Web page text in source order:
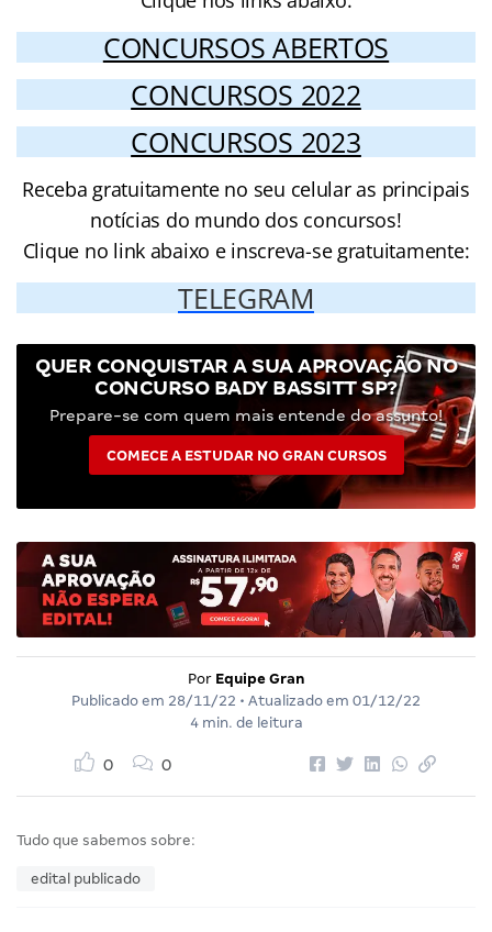
CONCURSOS ABERTOS
CONCURSOS 2022
CONCURSOS 2023
Receba gratuitamente no seu celular as principais
notícias do mundo dos concursos!
Clique no link abaixo e inscreva-se gratuitamente:
TELEGRAM
QUER CONQUISTAR A SUA APROVAÇÃO NO
CONCURSO BADY BASSITT SP?
Prepare-se com quem mais entende do assunto!
COMECE A ESTUDAR NO GRAN CURSOS
Por Equipe Gran
Publicado em 28/11/22 • Atualizado em 01/12/22
4 min. de leitura
0 0
Tudo que sabemos sobre:
edital publicado